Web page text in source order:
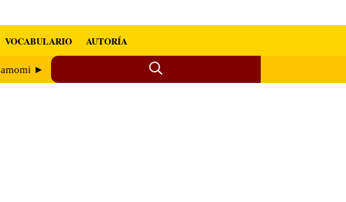
VOCABULARIO AUTORÍA
amomi ►